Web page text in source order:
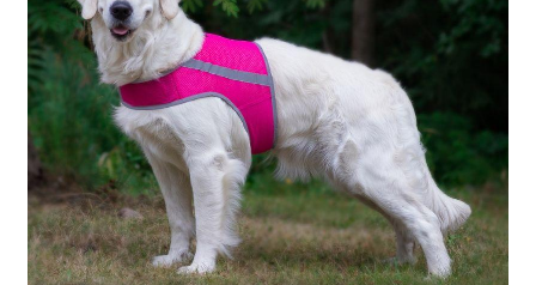
Sulo
Tietosuojaseloste
Toimitusehdot
Uutisia